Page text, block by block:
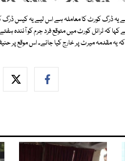
یہ ڈرگ کورٹ کا معاملہ ہے اس لیے یہ کیس ڈرگ
یہ مقدمہ میرٹ پر خارج کیا جائے۔ اس موقع پر